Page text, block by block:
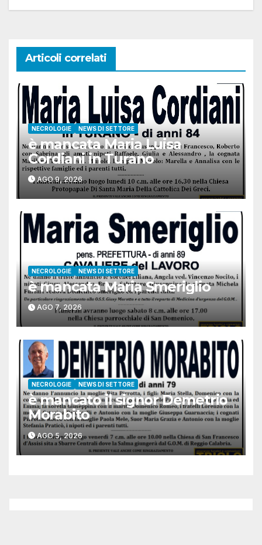
articoli
Articoli correlati
NECROLOGIE NEWS DI SETTORE
è mancata Maria Luisa
Cordiani in Turano
AGO 9, 2026
NECROLOGIE NEWS DI SETTORE
è mancata Maria Smeriglio
AGO 7, 2026
NECROLOGIE NEWS DI SETTORE
è mancato il signor Demetrio
Morabito
AGO 5, 2026